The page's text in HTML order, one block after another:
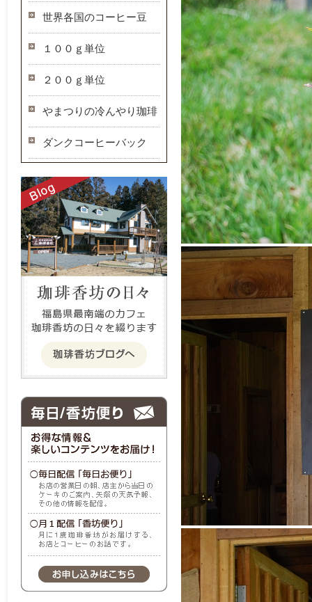
世界各国のコーヒー豆
１００ｇ単位
２００ｇ単位
やまつりの冷んやり珈琲
ダンクコーヒーバック